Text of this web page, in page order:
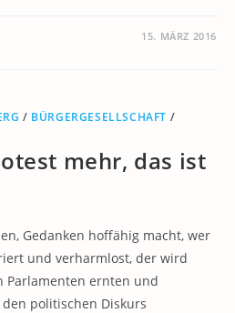
15. MÄRZ 2016
/ BÜRGERGESELLSCHAFT /
mehr, das ist
Gedanken hoffähig macht, wer
und verharmlost, der wird
Parlamenten ernten und
politischen Diskurs